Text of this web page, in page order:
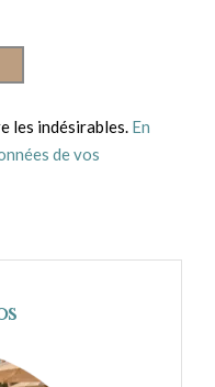
les indésirables. En
de vos